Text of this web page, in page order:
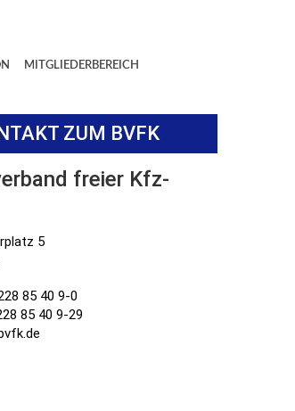
MITGLIEDERBEREICH
ZUM BVFK
freier Kfz-
5
85 40 9-0
85 40 9-29